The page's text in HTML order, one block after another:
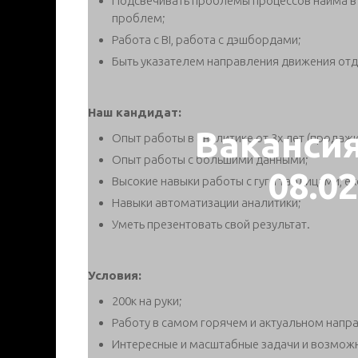
проблем;
Работа с BI, работа с дэшбордами;
Быть указателем направления движения
Наш кандидат:
​​​​​​​Опыт работы в аналитике от 3х лет
Опыт работы с большими данными;
Высокие навыки работы с гугл таблицами,
Навыки автоматизации аналитики;
Уметь презентовать свой результат.
Условия:
​​​​​​​​​​​​​​200к на руки;
Работу в самом горячем и актуальном
Интересные и масштабные задачи и